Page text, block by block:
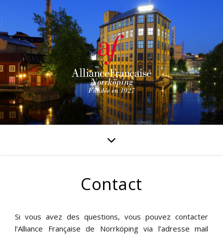
Contact
Si vous avez des questions, vous pouvez contacter
l’Alliance Française de Norrköping via l’adresse mail